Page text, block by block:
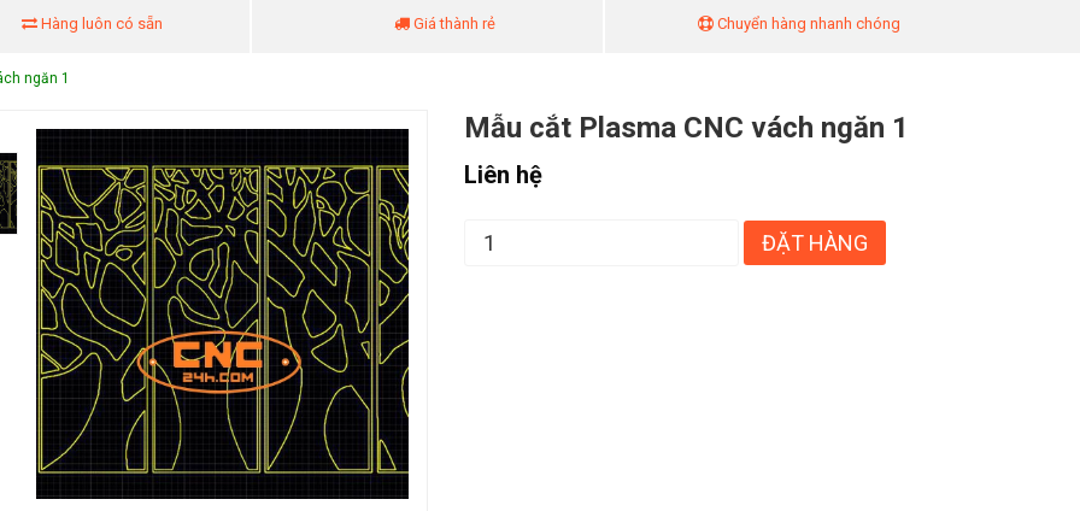
Hàng luôn có sẵn Giá thành rẻ Chuyển hàng nhanh chóng
ngăn 1
Mẫu cắt Plasma CNC vách ngăn 1
Liên hệ
ĐẶT HÀNG